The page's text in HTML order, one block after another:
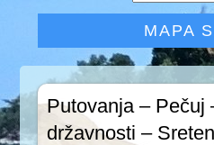
MAPA
Putovanja – Pečuj
državnosti –